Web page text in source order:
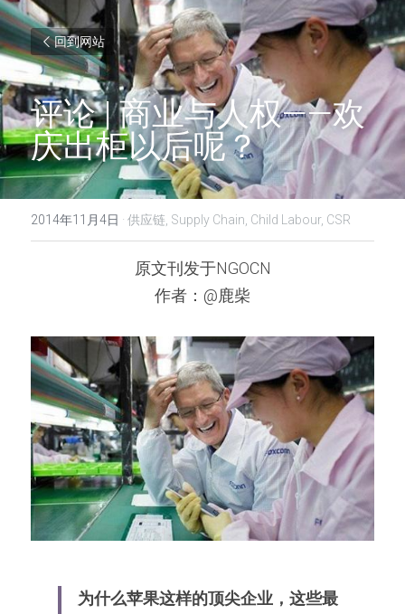
回到网站
评论 | 商业与人权——欢
庆出柜以后呢？
2014年11月4日 · 供应链, Supply Chain, Child Labour, CSR
原文刊发于NGOCN
作者：@鹿柴
为什么苹果这样的顶尖企业，这些最